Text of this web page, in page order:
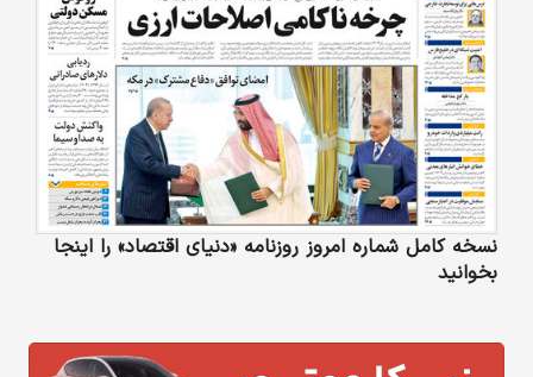
نسخه کامل شماره امروز روزنامه «دنیای‌ اقتصاد» را اینجا
بخوانید